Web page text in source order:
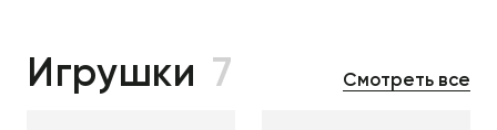
Игрушки 7 Смотреть все